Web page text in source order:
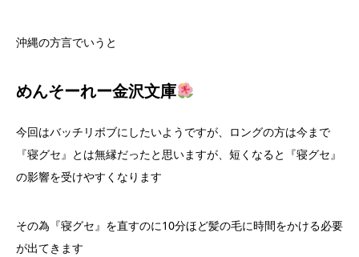
沖縄の方言でいうと
めんそーれー金沢文庫
今回はバッチリボブにしたいようですが、ロングの方は今まで
『寝グセ』とは無縁だったと思いますが、短くなると『寝グセ』
の影響を受けやすくなります
その為『寝グセ』を直すのに10分ほど髪の毛に時間をかける必要
が出てきます